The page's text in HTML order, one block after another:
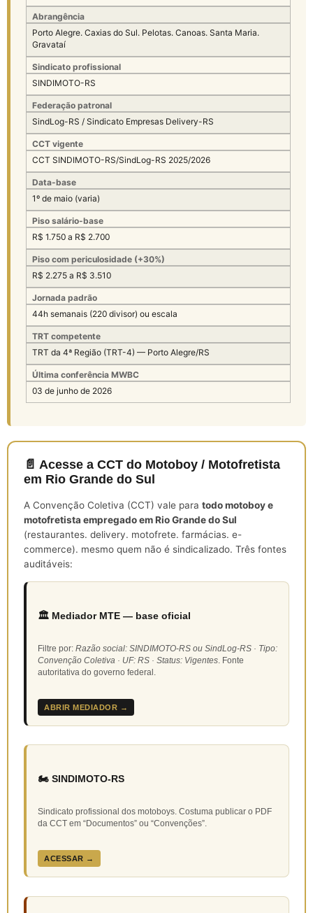
Abrangência
Porto Alegre. Caxias do Sul. Pelotas. Canoas. Santa Maria.
Gravataí
Sindicato profissional
SINDIMOTO-RS
Federação patronal
SindLog-RS / Sindicato Empresas Delivery-RS
CCT vigente
CCT SINDIMOTO-RS/SindLog-RS 2025/2026
Data-base
1º de maio (varia)
Piso salário-base
R$ 1.750 a R$ 2.700
Piso com periculosidade (+30%)
R$ 2.275 a R$ 3.510
Jornada padrão
44h semanais (220 divisor) ou escala
TRT competente
TRT da 4ª Região (TRT-4) — Porto Alegre/RS
Última conferência MWBC
03 de junho de 2026
📄 Acesse a CCT do Motoboy / Motofretista
em Rio Grande do Sul
A Convenção Coletiva (CCT) vale para todo motoboy e
motofretista empregado em Rio Grande do Sul
(restaurantes. delivery. motofrete. farmácias. e-
commerce). mesmo quem não é sindicalizado. Três fontes
auditáveis:
🏛️ Mediador MTE — base oficial
Filtre por: Razão social: SINDIMOTO-RS ou SindLog-RS · Tipo:
Convenção Coletiva · UF: RS · Status: Vigentes. Fonte
autoritativa do governo federal.
ABRIR MEDIADOR →
🏍️ SINDIMOTO-RS
Sindicato profissional dos motoboys. Costuma publicar o PDF
da CCT em “Documentos” ou “Convenções”.
ACESSAR →